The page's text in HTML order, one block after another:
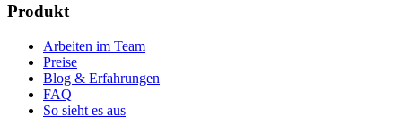
Produkt
Arbeiten im Team
Preise
Blog & Erfahrungen
FAQ
So sieht es aus